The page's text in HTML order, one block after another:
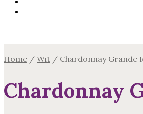
Home / Wit / Chardonnay Grande
Chardonnay